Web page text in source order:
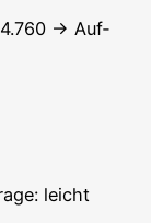
→ Auf­
leicht